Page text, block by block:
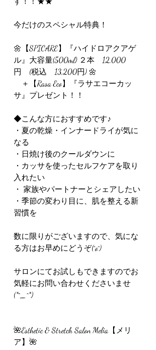
今だけのスペシャル特典！
🌼【SPICARE】『ハイドロアクアゲ
ル』大容量(500ml) ２本　12,000
円　(税込　13,200円) 🌼
＋【Rasa Eco】『ラサエコーカッ
サ』プレゼント！！
◆こんな方におすすめです♪
・夏の乾燥・インナードライが気に
なる
・日焼け後のクールダウンに
・カッサを使ったセルフケアを取り
入れたい
・ 家族やパートナーとシェアしたい
・季節の変わり目に、肌を整える新
習慣を
数に限りがございますので、気にな
る方はお早めにどうぞ(^o^)
サロンにてお試しもできますのでお
気軽にお問い合わせくださいませ
(*^_^*)
🌺Esthetic & Stretch Salon Melia【メリ
ア】🌺